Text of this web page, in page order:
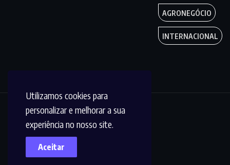
Utilizamos cookies para
personalizar e melhorar a sua
experiência no nosso site.
Aceitar
AGRONEGÓCIO
INTERNACIONAL
Copyright by